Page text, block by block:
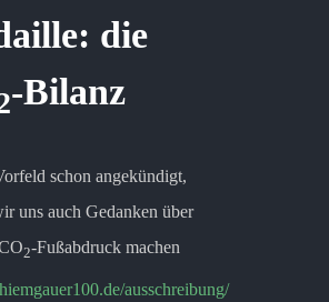
die
-Bilanz
schon angekündigt,
uns auch Gedanken über
2-Fußabdruck machen
ausschreibung/